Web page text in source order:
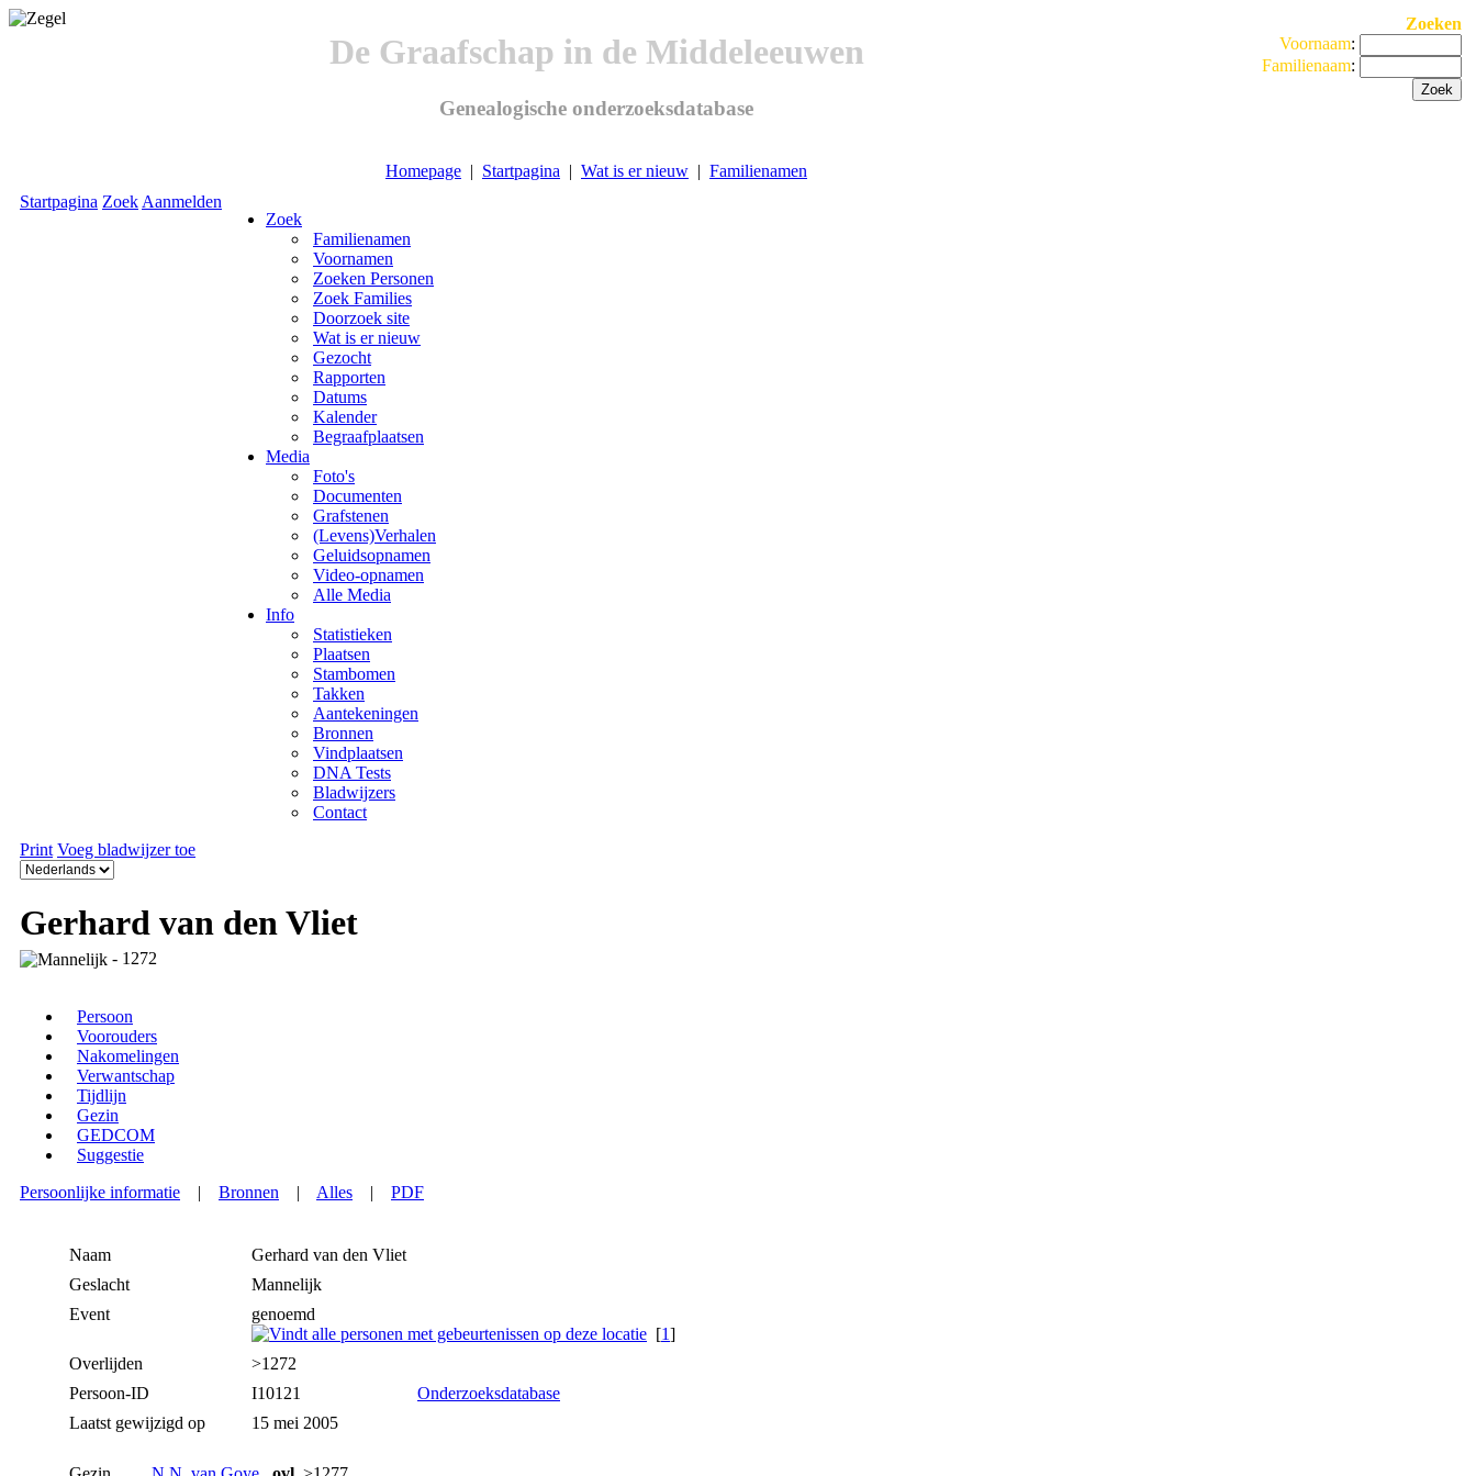
De Graafschap in de Middeleeuwen
Genealogische onderzoeksdatabase
Homepage | Startpagina | Wat is er nieuw | Familienamen
Zoeken
Voornaam:
Familienaam:
Startpagina Zoek Aanmelden
Zoek
Familienamen
Voornamen
Zoeken Personen
Zoek Families
Doorzoek site
Wat is er nieuw
Gezocht
Rapporten
Datums
Kalender
Begraafplaatsen
Media
Foto's
Documenten
Grafstenen
(Levens)Verhalen
Geluidsopnamen
Video-opnamen
Alle Media
Info
Statistieken
Plaatsen
Stambomen
Takken
Aantekeningen
Bronnen
Vindplaatsen
DNA Tests
Bladwijzers
Contact
Print Voeg bladwijzer toe
Gerhard van den Vliet
- 1272
Persoon
Voorouders
Nakomelingen
Verwantschap
Tijdlijn
Gezin
GEDCOM
Suggestie
Persoonlijke informatie | Bronnen | Alles | PDF
Naam Gerhard van den Vliet
Geslacht
Mannelijk
Event
genoemd
[1]
Overlijden
>1272
Persoon-ID
I10121
Onderzoeksdatabase
Laatst gewijzigd op
15 mei 2005